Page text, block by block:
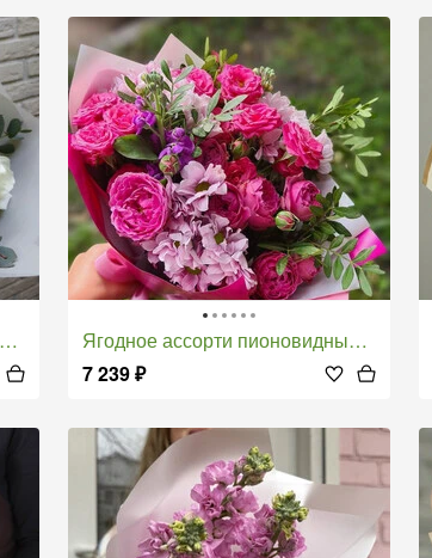
Ягодное ассорти пионовидные розы
7 239₽